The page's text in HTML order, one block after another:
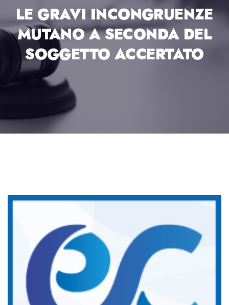
LE GRAVI INCONGRUENZE
MUTANO A SECONDA DEL
SOGGETTO ACCERTATO